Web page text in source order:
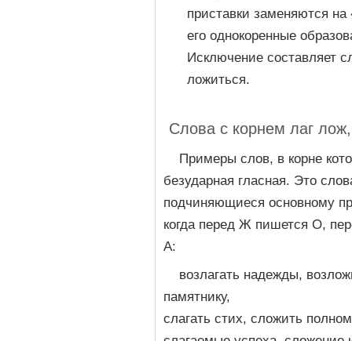
приставки заменяются на
его однокоренные
Исключение составляет
ложиться.
Слова с корнем лаг
Примеры слов, в корне
безударная гласная. Это
подчиняющиеся основному
когда перед Ж пишется О,
А:
возлагать надежды,
памятнику,
слагать стих, сложить